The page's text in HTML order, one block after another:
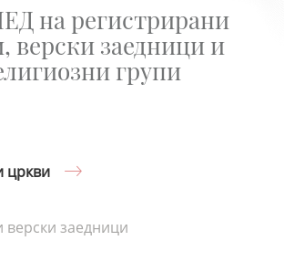
на регистрирани
верски заедници и
групи
цркви
верски заедници